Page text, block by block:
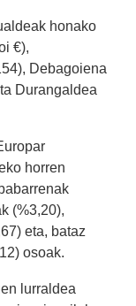
honako
€),
Debagoiena
Durangaldea
horren
(%3,20),
eta, bataz
osoak.
lurraldea